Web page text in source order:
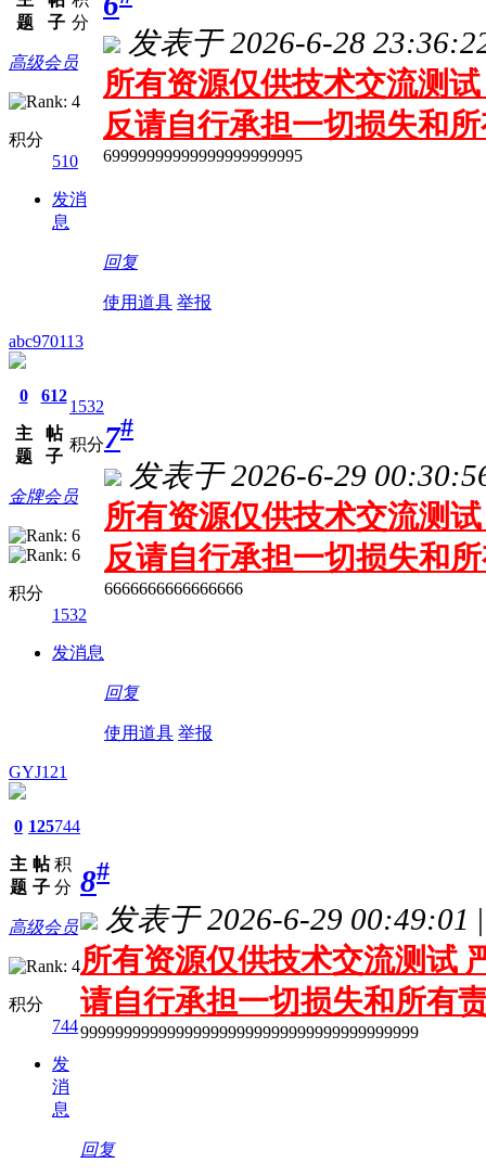
题
子 分
高级会员
积分
510
发消
息
发表于 2026-6-28
所有资源仅供技术交流测
反请自行承担一切损失和
69999999999999999999995
回复
使用道具 举报
abc970113
0
主
题
612
帖
子
1532
积分
金牌会员
积分
1532
发消息
7#
发表于 2026-6-29
所有资源仅供技术交流测
反请自行承担一切损失和
6666666666666666
回复
使用道具 举报
GYJ121
0
主
题
125
帖
子
744
积
分
高级会员
积分
744
发
消
息
8#
发表于 2026-6-29 00:49:01 |
所有资源仅供技术交流测试
请自行承担一切损失和所有
999999999999999999999999999999999999999
回复